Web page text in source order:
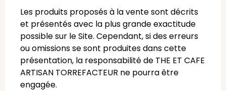
Les produits proposés à la vente sont décrits
et présentés avec la plus grande exactitude
possible sur le Site. Cependant, si des erreurs
ou omissions se sont produites dans cette
présentation, la responsabilité de THE ET CAFE
ARTISAN TORREFACTEUR ne pourra être
engagée.